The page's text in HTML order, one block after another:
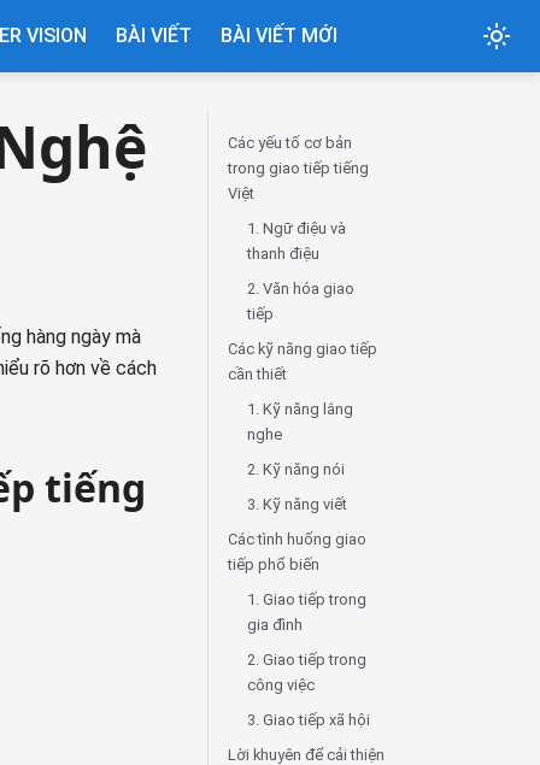
VISION BÀI VIẾT BÀI VIẾT MỚI
hàng ngày mà
rõ hơn về cách
tiếng
Các yếu tố cơ bản
trong giao tiếp tiếng
Việt
1. Ngữ điệu và
thanh điệu
2. Văn hóa giao
tiếp
Các kỹ năng giao tiếp
cần thiết
1. Kỹ năng lắng
nghe
2. Kỹ năng nói
3. Kỹ năng viết
Các tình huống giao
tiếp phổ biến
1. Giao tiếp trong
gia đình
2. Giao tiếp trong
công việc
3. Giao tiếp xã hội
Lời khuyên để cải thiện